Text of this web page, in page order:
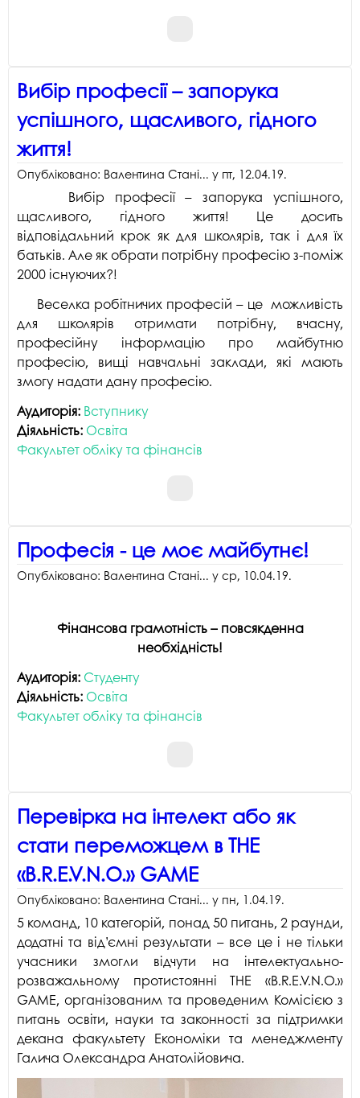
Вибір професії – запорука
успішного, щасливого, гідного
життя!
Опубліковано: Валентина Стані... у пт, 12.04.19.
Вибір професії – запорука успішного,
щасливого, гідного життя! Це досить
відповідальний крок як для школярів, так і для їх
батьків. Але як обрати потрібну професію з-поміж
2000 існуючих?!
Веселка робітничих професій – це можливість
для школярів отримати потрібну, вчасну,
професійну інформацію про майбутню
професію, вищі навчальні заклади, які мають
змогу надати дану професію.
Аудиторія: Вступнику
Діяльність: Освіта
Факультет обліку та фінансів
Професія - це моє майбутнє!
Опубліковано: Валентина Стані... у ср, 10.04.19.
Фінансова грамотність – повсякденна
необхідність!
Аудиторія: Студенту
Діяльність: Освіта
Факультет обліку та фінансів
Перевірка на інтелект або як
стати переможцем в THE
«B.R.E.V.N.O.» GAME
Опубліковано: Валентина Стані... у пн, 1.04.19.
5 команд, 10 категорій, понад 50 питань, 2 раунди,
додатні та від’ємні результати – все це і не тільки
учасники змогли відчути на інтелектуально-
розважальному протистоянні THE «B.R.E.V.N.O.»
GAME, організованим та проведеним Комісією з
питань освіти, науки та законності за підтримки
декана факультету Економіки та менеджменту
Галича Олександра Анатолійовича.